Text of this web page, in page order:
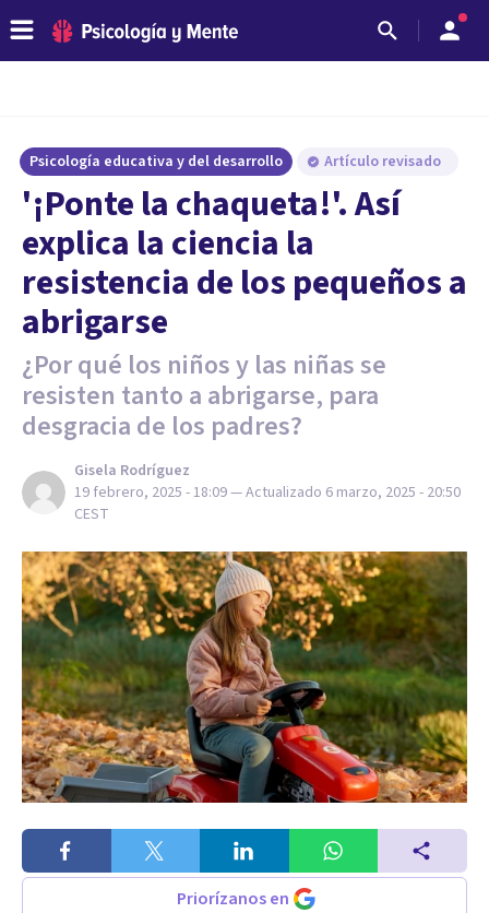
Psicología educativa y del desarrollo Artículo revisado
'¡Ponte la chaqueta!'. Así
explica la ciencia la
resistencia de los pequeños a
abrigarse
¿Por qué los niños y las niñas se
resisten tanto a abrigarse, para
desgracia de los padres?
Gisela Rodríguez
19 febrero, 2025 - 18:09— Actualizado 6 marzo, 2025 - 20:50
CEST
Priorízanos en